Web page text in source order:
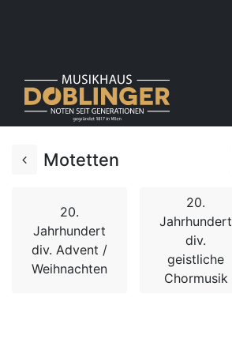
Motetten
20.
Jahrhundert
div. Advent /
Weihnachten
20.
Jahrhundert
div.
geistliche
Chormusik